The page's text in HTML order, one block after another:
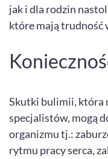
jak i dla rodzin
które mają trudność
Skutki bulimii, która
specjalistów, mogą
organizmu tj.:
rytmu pracy serca,